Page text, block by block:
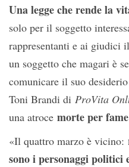
Una legge che rende la
solo per il soggetto
rappresentanti e ai giudici
un soggetto che magari è
comunicare il suo
Toni Brandi di ProVita
una atroce morte per
«Il quattro marzo è vicino:
sono i personaggi